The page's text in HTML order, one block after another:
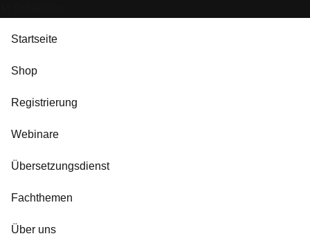
Startseite
Shop
Registrierung
Webinare
Übersetzungsdienst
Fachthemen
Über uns